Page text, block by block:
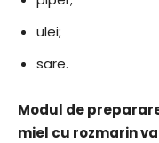
ulei;
sare.
Modul de
miel cu rozmarin